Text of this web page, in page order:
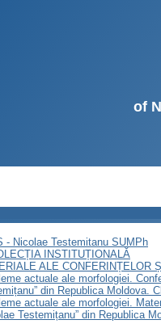
of
- Nicolae Testemitanu SUMPh
INSTITUȚIONALĂ
ALE CONFERINȚELOR
actuale ale morfologiei.
din Republica Moldova.
actuale ale morfologiei.
Testemițanu” din Republica